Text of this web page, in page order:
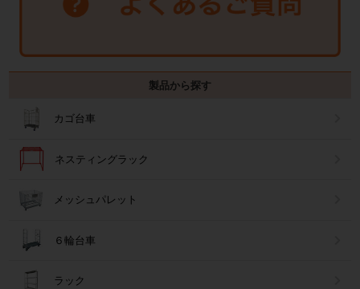
製品から探す
カゴ台車
ネスティングラック
メッシュパレット
６輪台車
ラック